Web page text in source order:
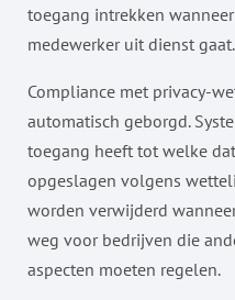
toegang intrekken
medewerker uit dienst gaat.
Compliance met privacy-
automatisch geborgd.
toegang heeft tot welke
opgeslagen volgens
worden verwijderd
weg voor bedrijven die
aspecten moeten regelen.